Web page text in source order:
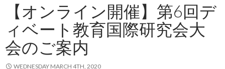
【オンライン開催】第6回デ
ィベート教育国際研究会大
会のご案内
WEDNESDAY MARCH 4TH, 2020